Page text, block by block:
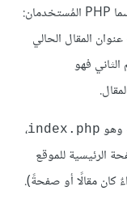
الحقيقي والعميق المُتعلقان بووردبريس، وهما وسما PHP المُستخدمان:
المقال الحالي
فهو
وهو index.php،
الرئيسية للموقع
مقالًا أو صفحةً).